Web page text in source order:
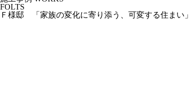
FOLTS
Ｆ様邸 「家族の変化に寄り添う、可変する住まい」